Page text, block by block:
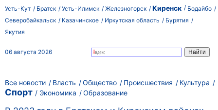
Усть-Кут Братск Усть-Илимск Железногорск Киренск
Бодайбо
Северобайкальск
Казачинское Иркутская область
Бурятия
Якутия
06 августа 2026
Все новости Власть Общество Происшествия Культура
Спорт Экономика Образование